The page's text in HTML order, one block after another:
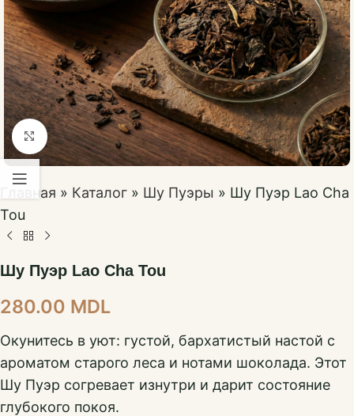
Нажмите, чтобы увеличить
Главная » Каталог » Шу Пуэры » Шу Пуэр Lao Cha
Tou
Шу Пуэр Lao Cha Tou
280.00 MDL
Окунитесь в уют: густой, бархатистый настой с
ароматом старого леса и нотами шоколада. Этот
Шу Пуэр согревает изнутри и дарит состояние
глубокого покоя.